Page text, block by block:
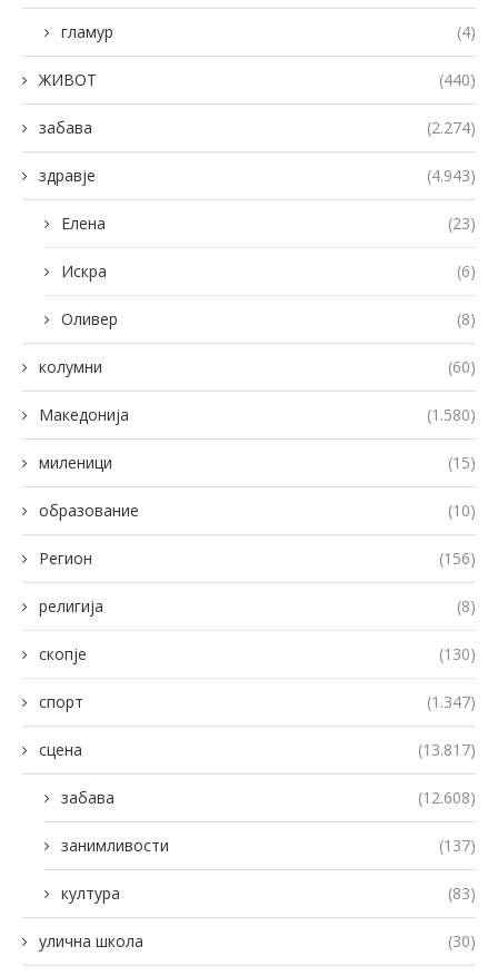
гламур (4)
ЖИВОТ (440)
забава (2.274)
здравје (4.943)
Елена (23)
Искра (6)
Оливер (8)
колумни (60)
Македонија (1.580)
миленици (15)
образование (10)
Регион (156)
религија (8)
скопје (130)
спорт (1.347)
сцена (13.817)
забава (12.608)
занимливости (137)
култура (83)
улична школа (30)